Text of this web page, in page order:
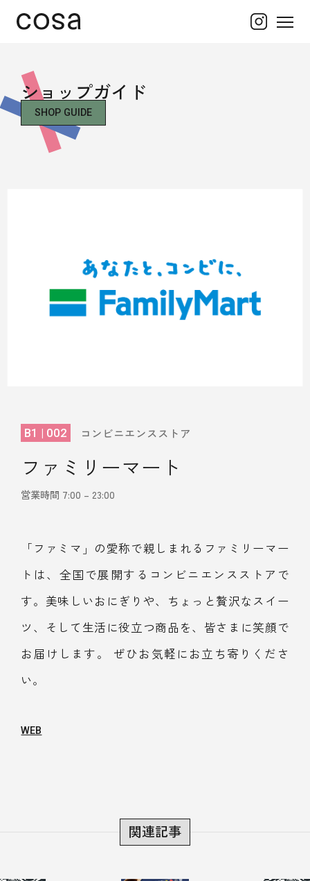
ショップガイド
SHOP GUIDE
B1 | 002 コンビニエンスストア
ファミリーマート
営業時間 7:00 – 23:00
「ファミマ」の愛称で親しまれるファミリーマー
トは、全国で展開するコンビニエンスストアで
す。美味しいおにぎりや、ちょっと贅沢なスイー
ツ、そして生活に役立つ商品を、皆さまに笑顔で
お届けします。 ぜひお気軽にお立ち寄りくださ
い。
WEB
関連記事